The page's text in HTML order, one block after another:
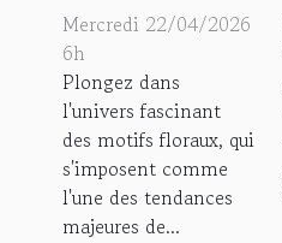
dans les
collections de
cette année
Mercredi 22/04/2026
6h
Plongez dans
l'univers fascinant
des motifs floraux, qui
s'imposent comme
l'une des tendances
majeures de...